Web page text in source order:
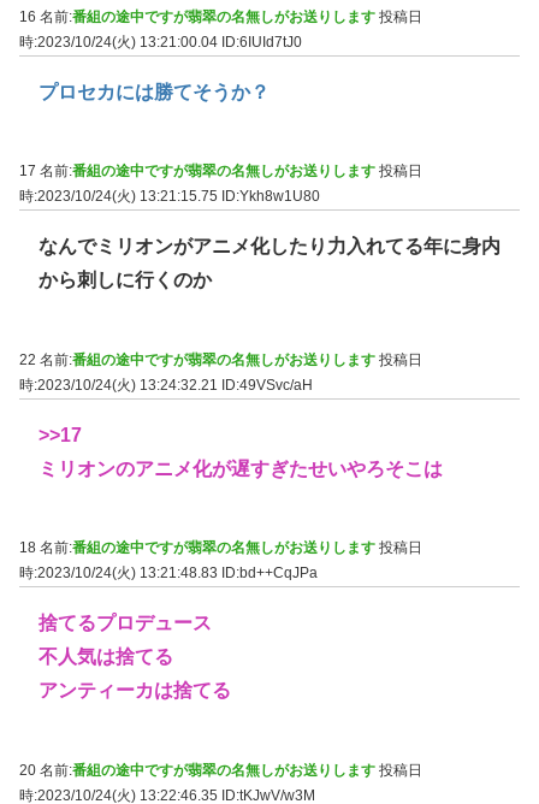
16 名前:番組の途中ですが翡翠の名無しがお送りします 投稿日
時:2023/10/24(火) 13:21:00.04 ID:6IUId7tJ0
プロセカには勝てそうか？
17 名前:番組の途中ですが翡翠の名無しがお送りします 投稿日
時:2023/10/24(火) 13:21:15.75
ID:Ykh8w1U80
なんでミリオンがアニメ化したり力入れてる年に身内
から刺しに行くのか
22 名前:番組の途中ですが翡翠の名無しがお送りします 投稿日
時:2023/10/24(火) 13:24:32.21 ID:49VSvc/aH
>>17
ミリオンのアニメ化が遅すぎたせいやろそこは
18 名前:番組の途中ですが翡翠の名無しがお送りします 投稿日
時:2023/10/24(火) 13:21:48.83
ID:bd++CqJPa
捨てるプロデュース
不人気は捨てる
アンティーカは捨てる
20 名前:番組の途中ですが翡翠の名無しがお送りします 投稿日
時:2023/10/24(火) 13:22:46.35
ID:tKJwV/w3M